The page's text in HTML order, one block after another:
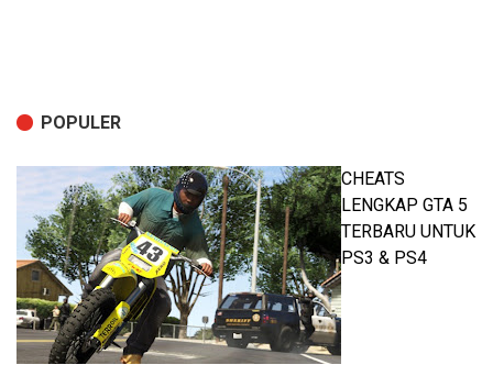
POPULER
CHEATS
LENGKAP GTA 5
TERBARU UNTUK
PS3 & PS4